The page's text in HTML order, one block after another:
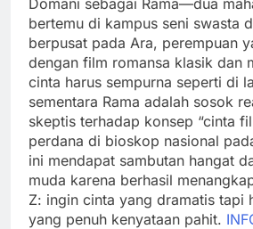
bertemu di kampus seni swasta
berpusat pada Ara, perempuan
dengan film romansa klasik dan
cinta harus sempurna seperti di
sementara Rama adalah sosok
skeptis terhadap konsep “cinta
perdana di bioskop nasional
ini mendapat sambutan hangat
muda karena berhasil
Z: ingin cinta yang dramatis tapi
yang penuh kenyataan pahit.